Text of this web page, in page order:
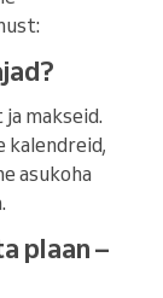
makseid.
kalendreid,
asukoha
plaan –